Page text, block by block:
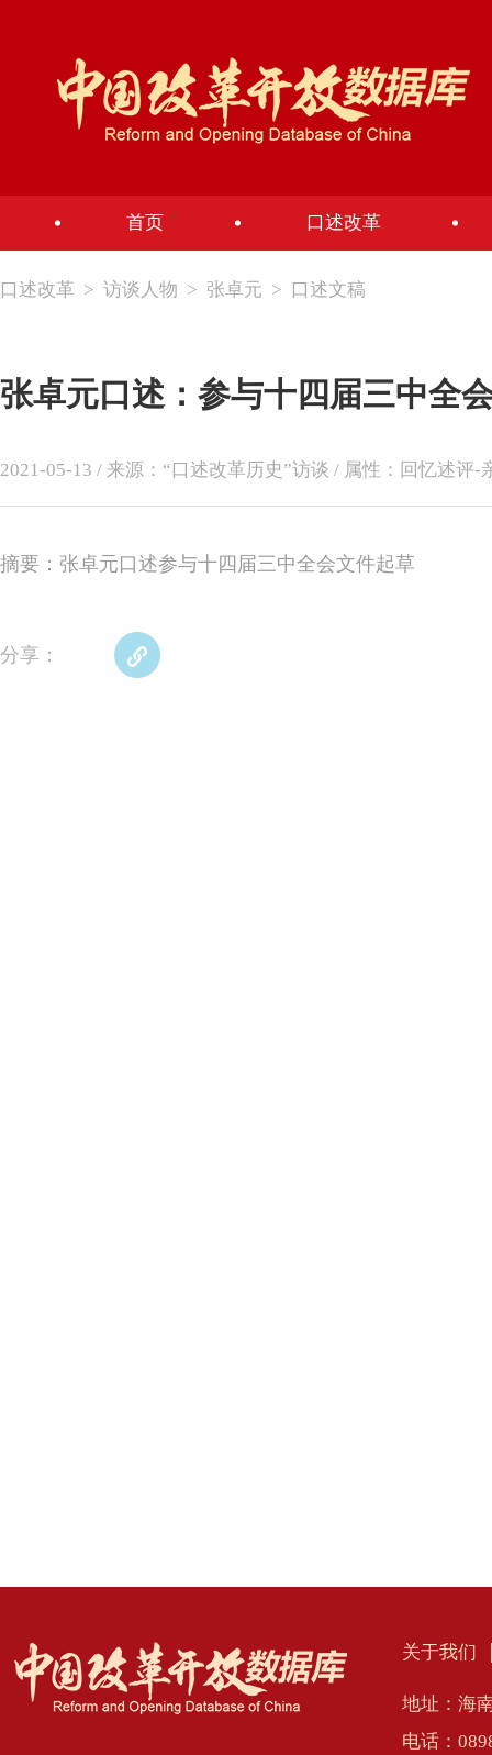
首页 口述改革
口述改革 > 访谈人物 > 张卓元 > 口述文稿
张卓元口述：参与十四届三中全
2021-05-13 / 来源：“口述改革历史”访谈 / 属性：回忆述评-
摘要：张卓元口述参与十四届三中全会文件起草
分享：
关于我们
地址：海
电话：